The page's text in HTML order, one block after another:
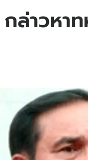
สถิติหวยไทย
ล่าวหาท